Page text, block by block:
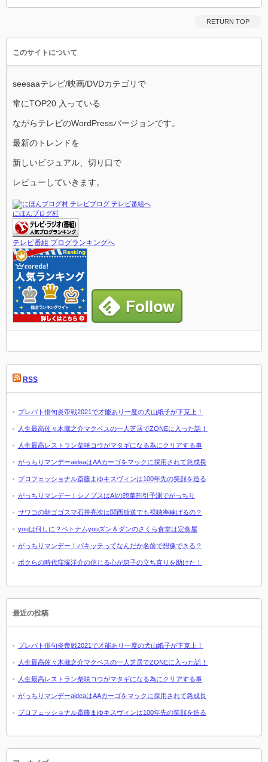
RETURN TOP
このサイトについて
seesaaテレビ/映画/DVDカテゴリで
常にTOP20 入っている
ながらテレビのWordPressバージョンです。
最新のトレンドを
新しいビジュアル、切り口で
レビューしていきます。
にほんブログ村
テレビ番組 ブログランキングへ
RSS
プレバト俳句炎帝戦2021で才能あり一度の犬山紙子が下克上！
人生最高佐々木蔵之介マクベスの一人芝居でZONEに入った話！
人生最高レストラン柴咲コウがマタギになる為にクリアする事
がっちりマンデーaideaはAAカーゴをマックに採用されて急成長
プロフェッショナル斎藤まゆキスヴィンは100年先の笑顔を造る
がっちりマンデー！シノプスはAIの惣菜割引予測でがっちり
サワコの朝ゴゴスマ石井亮次は関西放送でも視聴率稼げるの？
youは何しに？ベトナムyouズン＆ダンのさくら食堂は定食屋
がっちりマンデー！パキッテってなんだか名前で想像できる？
ボクらの時代窪塚洋介の信じる心が息子の立ち直りを助けた！
最近の投稿
プレバト俳句炎帝戦2021で才能あり一度の犬山紙子が下克上！
人生最高佐々木蔵之介マクベスの一人芝居でZONEに入った話！
人生最高レストラン柴咲コウがマタギになる為にクリアする事
がっちりマンデーaideaはAAカーゴをマックに採用されて急成長
プロフェッショナル斎藤まゆキスヴィンは100年先の笑顔を造る